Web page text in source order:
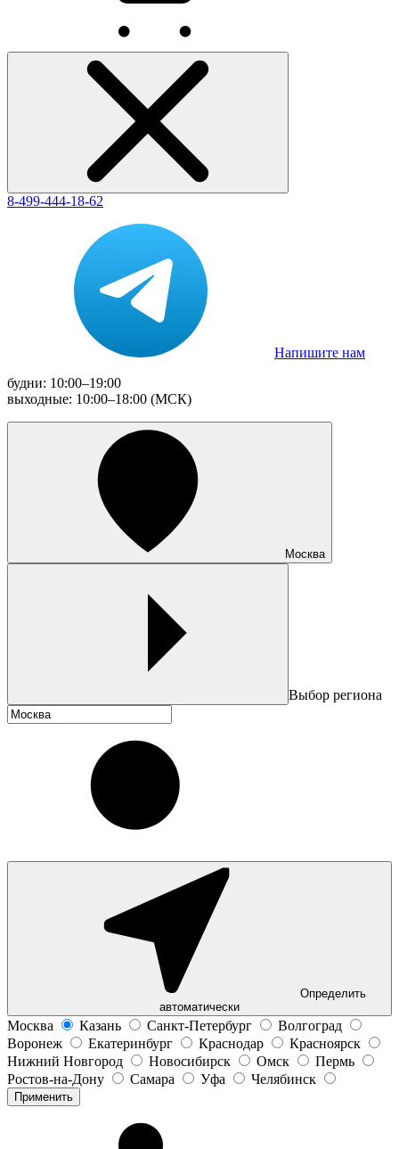
8-499-444-18-62
Напишите нам
будни: 10:00–19:00
выходные: 10:00–18:00 (МСК)
Москва
Выбор региона
Определить
автоматически
Москва Казань Санкт-Петербург
Волгоград
Воронеж
Екатеринбург Краснодар
Красноярск
Нижний Новгород
Новосибирск Омск
Пермь
Ростов-на-Дону
Самара Уфа Челябинск
Применить